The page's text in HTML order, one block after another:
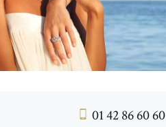
01 42 86 60 60